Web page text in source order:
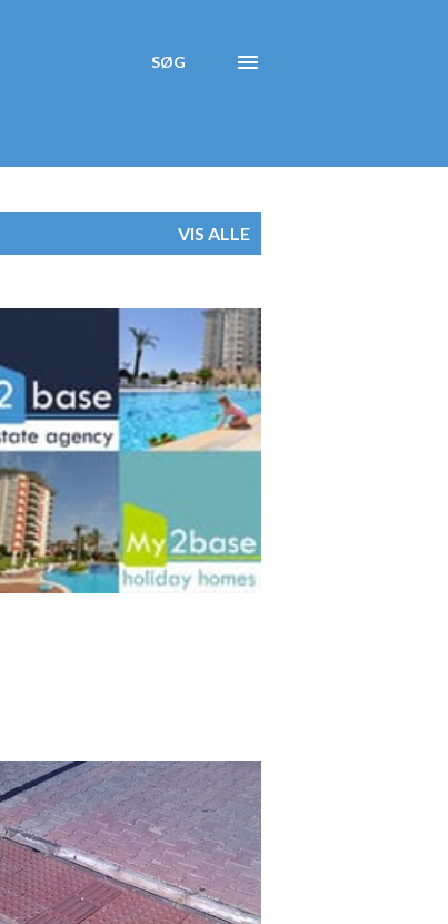
SØG
VIS ALLE